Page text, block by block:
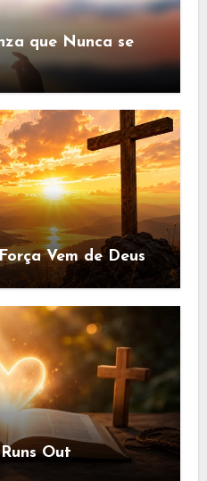
que Nunca se
Vem de Deus
Out